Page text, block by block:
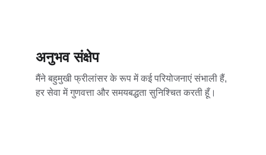
अनुभव संक्षेप
मैंने बहुमुखी फ्रीलांसर के रूप में कई परियोजनाएं संभाली हैं,
हर सेवा में गुणवत्ता और समयबद्धता सुनिश्चित करती हूँ।